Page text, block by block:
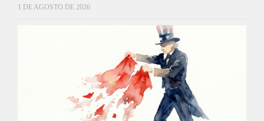
1 DE AGOSTO DE 2026